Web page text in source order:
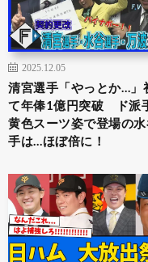
2025.12.05
清宮選手「やっとか…」
て年俸1億円突破 ド派
黄色スーツ姿で登場の水
手は…ほぼ倍に！